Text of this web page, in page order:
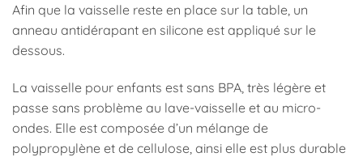
Afin que la vaisselle reste en place sur la table, un
anneau antidérapant en silicone est appliqué sur le
dessous.
La vaisselle pour enfants est sans BPA, très légère et
passe sans problème au lave-vaisselle et au micro-
ondes. Elle est composée d’un mélange de
polypropylène et de cellulose, ainsi elle est plus durable